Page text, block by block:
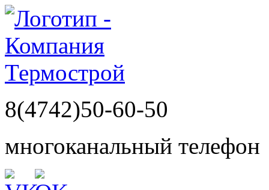
8(4742)50-60-50
многоканальный телефон